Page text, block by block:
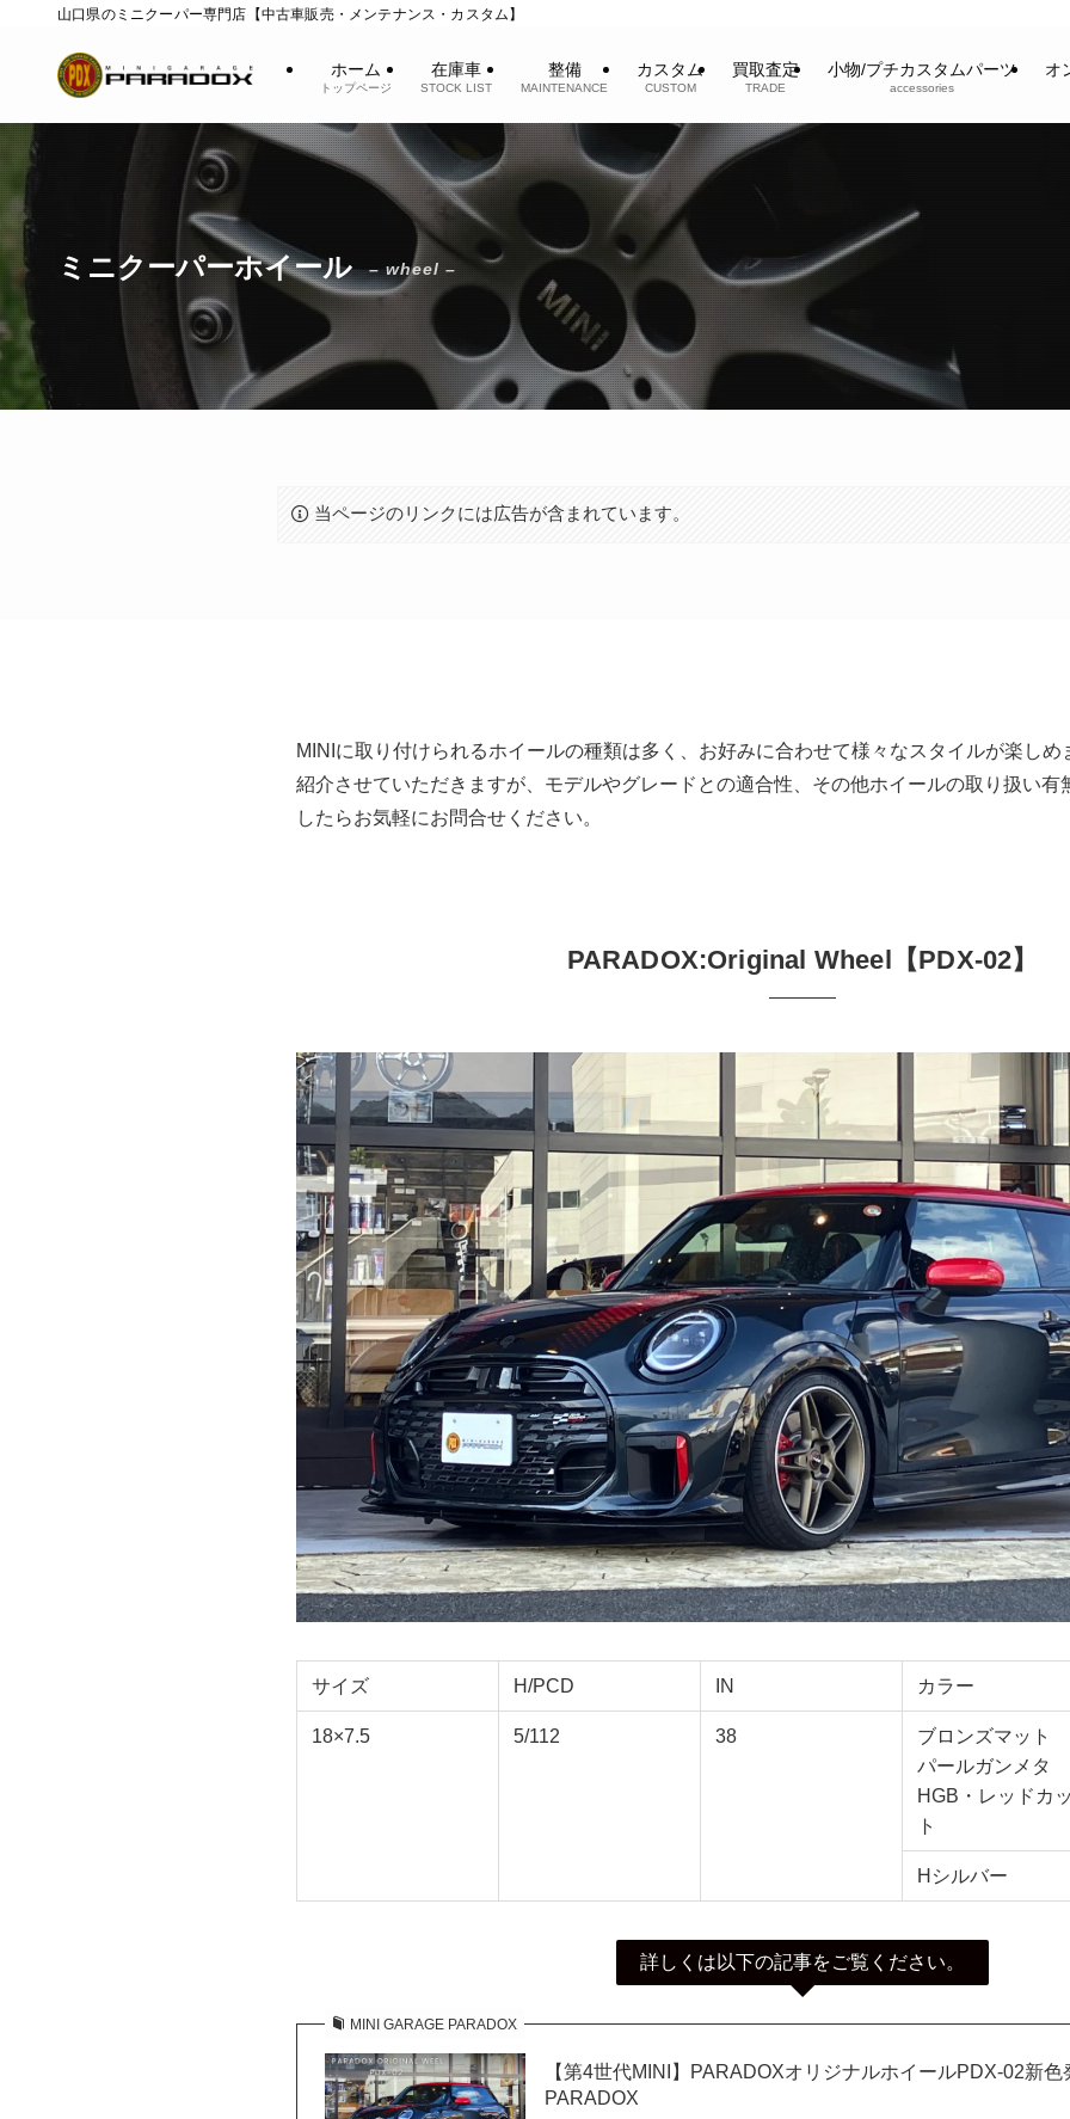
山口県のミニクーパー専門店【中古車販売・メンテナンス・カスタム】
ホーム
トップページ
在庫車
STOCK LIST
整備
MAINTENANCE
カスタム
CUSTOM
買取査定
TRADE
小物/プチカスタムパーツ
accessories
オ
ミニクーパーホイール – wheel –
当ページのリンクには広告が含まれています。
MINIに取り付けられるホイールの種類は多く、お好みに合わせて様々なスタイルが楽し
紹介させていただきますが、モデルやグレードとの適合性、その他ホイールの取り扱い有
したらお気軽にお問合せください。
PARADOX:Original Wheel【PDX-02】
サイズ H/PCD IN カラー
18×7.5 5/112 38
ブロンズマット
パールガンメタ
HGB・レッドカ
ト
Hシルバー
詳しくは以下の記事をご覧ください。
MINI GARAGE PARADOX
【第4世代MINI】PARADOXオリジナルホイールPDX-02新
PARADOX